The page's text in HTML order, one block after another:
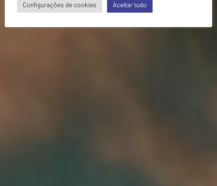
Configurações de cookies Aceitar tudo